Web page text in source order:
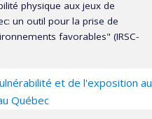
d'argent peut engendrer
joueurs et leurs proches.
ont démontré que l'offre
les quartiers défavorisés
un environnement moins
Officiellement, aucun
pour configurer l'offre
physique aux jeux de
un outil pour la prise de
favorables" (IRSC-
et de l'exposition au
Québec